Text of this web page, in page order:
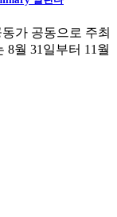
가 공동으로 주최
8월 31일부터 11월